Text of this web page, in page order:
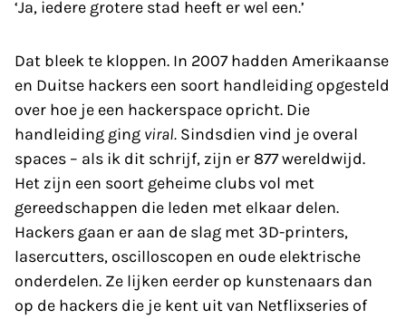
‘Ja, iedere grotere stad heeft er wel een.’
Dat bleek te kloppen. In 2007 hadden Amerikaanse
en Duitse hackers een soort handleiding opgesteld
over hoe je een hackerspace opricht. Die
handleiding ging viral. Sindsdien vind je overal
spaces – als ik dit schrijf, zijn er 877 wereldwijd.
Het zijn een soort geheime clubs vol met
gereedschappen die leden met elkaar delen.
Hackers gaan er aan de slag met 3D-printers,
lasercutters, oscilloscopen en oude elektrische
onderdelen. Ze lijken eerder op kunstenaars dan
op de hackers die je kent uit van Netflixseries of